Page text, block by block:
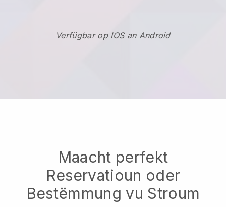
Verfügbar op IOS an Android
Maacht perfekt
Reservatioun oder
Bestëmmung vu Stroum